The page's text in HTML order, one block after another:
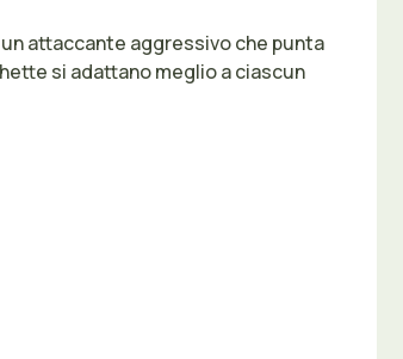
attaccante aggressivo che punta
si adattano meglio a ciascun